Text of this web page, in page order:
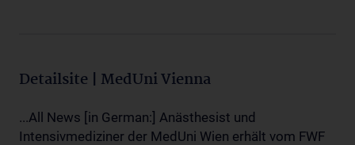
Detailsite | MedUni Vienna
...All News [in German:] Anästhesist und
Intensivmediziner der MedUni Wien erhält vom FWF